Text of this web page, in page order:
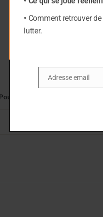
Pour voir le livre:
• Comment retrouver
lutter.
Email
Adresse email